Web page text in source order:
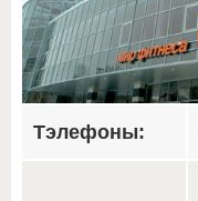
Тэлефоны: